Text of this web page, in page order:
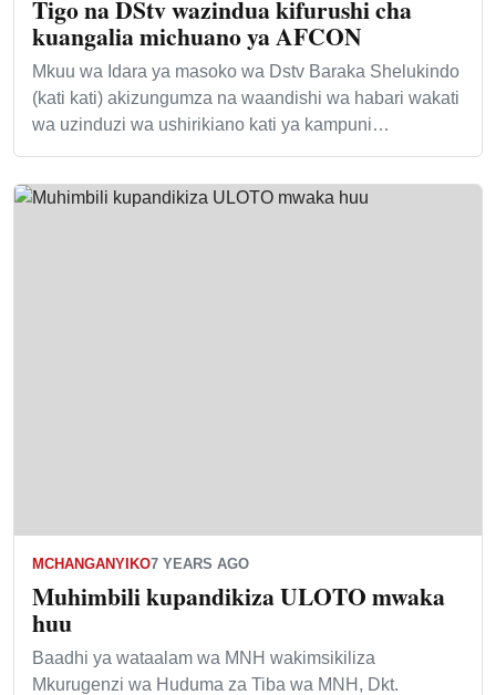
Tigo na DStv wazindua kifurushi cha
kuangalia michuano ya AFCON
Mkuu wa Idara ya masoko wa Dstv Baraka Shelukindo
(kati kati) akizungumza na waandishi wa habari wakati
wa uzinduzi wa ushirikiano kati ya kampuni…
MCHANGANYIKO7 YEARS AGO
Muhimbili kupandikiza ULOTO mwaka
huu
Baadhi ya wataalam wa MNH wakimsikiliza
Mkurugenzi wa Huduma za Tiba wa MNH, Dkt.